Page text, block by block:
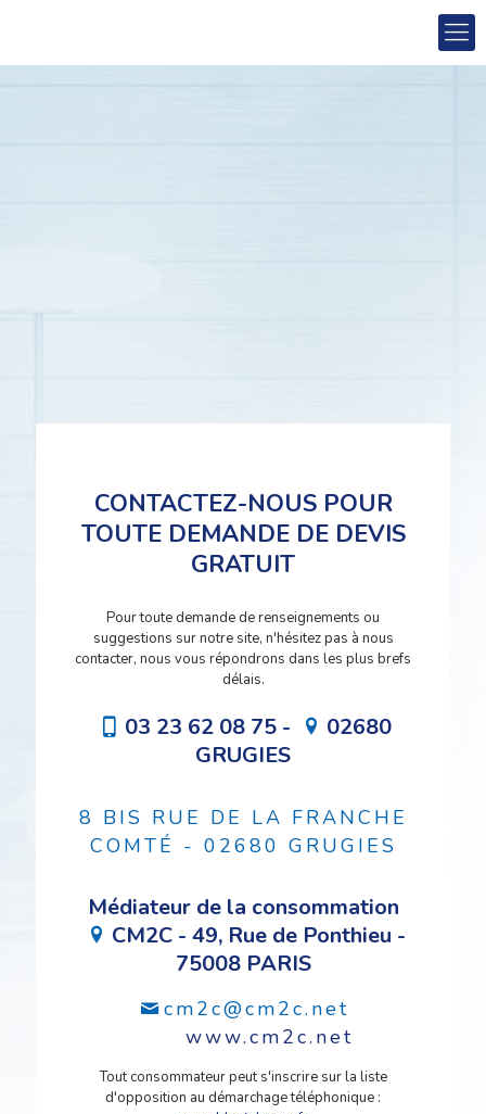
CONTACTEZ-NOUS POUR
TOUTE DEMANDE DE DEVIS
GRATUIT
Pour toute demande de renseignements ou
suggestions sur notre site, n'hésitez pas à nous
contacter, nous vous répondrons dans les plus brefs
délais.
03 23 62 08 75 -
02680
GRUGIES
8 BIS RUE DE LA FRANCHE
COMTÉ - 02680 GRUGIES
Médiateur de la consommation
CM2C - 49, Rue de Ponthieu -
75008 PARIS
cm2c@cm2c.net
www.cm2c.net
Tout consommateur peut s'inscrire sur la liste
d'opposition au démarchage téléphonique :